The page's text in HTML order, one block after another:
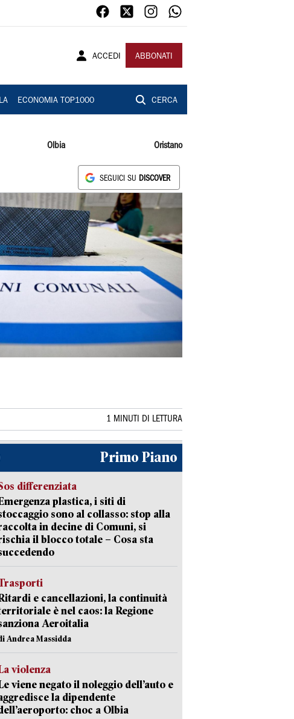
ACCEDI ABBONATI
ECONOMIA TOP1000 CERCA
Olbia Oristano
SEGUICI SU DISCOVER
1 MINUTI DI LETTURA
Primo Piano
differenziata
plastica, i siti di
sono al collasso: stop alla
in decine di Comuni, si
il blocco totale – Cosa sta
e cancellazioni, la continuità
è nel caos: la Regione
Aeroitalia
Andrea Massidda
violenza
viene negato il noleggio dell’auto e
la dipendente
choc a Olbia